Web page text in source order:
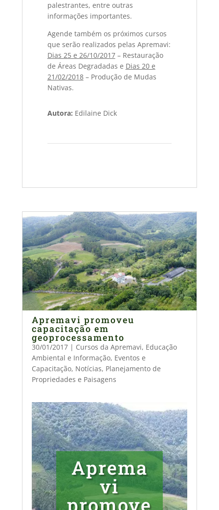
palestrantes, entre outras
informações importantes.
Agende também os próximos cursos
que serão realizados pelas Apremavi:
Dias 25 e 26/10/2017– Restauração
de Áreas Degradadas e Dias 20 e
21/02/2018– Produção de Mudas
Nativas.
Autora: Edilaine Dick
Apremavi promoveu
capacitação em
geoprocessamento
30/01/2017| Cursos da Apremavi, Educação
Ambiental e Informação, Eventos e
Capacitação, Notícias, Planejamento de
Propriedades e Paisagens
Aprema
vi
promove